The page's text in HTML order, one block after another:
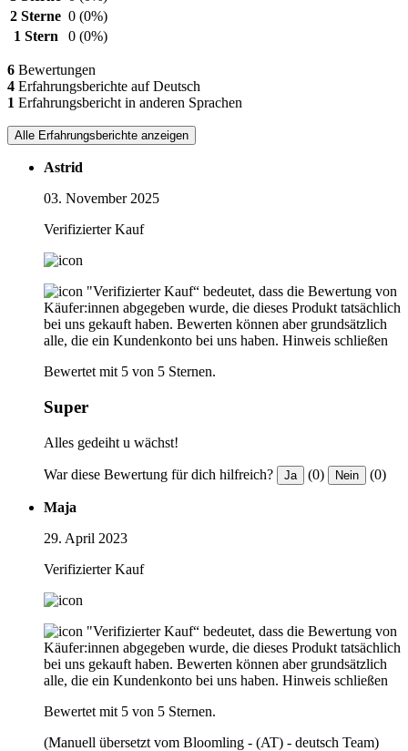
2 Sterne 0 (0%)
1 Stern
0 (0%)
6 Bewertungen
4 Erfahrungsberichte auf Deutsch
1 Erfahrungsbericht in anderen Sprachen
Alle Erfahrungsberichte anzeigen
Astrid
03. November 2025
Verifizierter Kauf
"Verifizierter Kauf“ bedeutet, dass die Bewertung von
Käufer:innen abgegeben wurde, die dieses Produkt tatsächlich
bei uns gekauft haben. Bewerten können aber grundsätzlich
alle, die ein Kundenkonto bei uns haben. Hinweis schließen
Bewertet mit 5 von 5 Sternen.
Super
Alles gedeiht u wächst!
War diese Bewertung für dich hilfreich? Ja (0) Nein (0)
Maja
29. April 2023
Verifizierter Kauf
"Verifizierter Kauf“ bedeutet, dass die Bewertung von
Käufer:innen abgegeben wurde, die dieses Produkt tatsächlich
bei uns gekauft haben. Bewerten können aber grundsätzlich
alle, die ein Kundenkonto bei uns haben. Hinweis schließen
Bewertet mit 5 von 5 Sternen.
(Manuell übersetzt vom Bloomling - (AT) - deutsch Team)